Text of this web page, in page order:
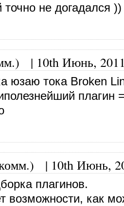
не догадался ))
| 10th Июнь,
юзаю тока Broken
плагин
| 10th Июнь,
плагинов.
возможности, как